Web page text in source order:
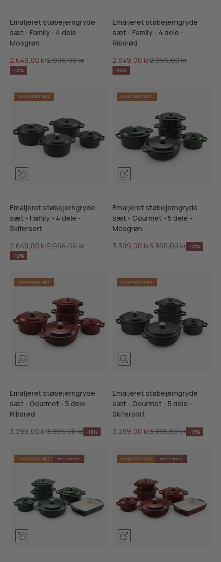
Emaljeret støbejerngryde
sæt - Family - 4 dele -
Mosgrøn
Salgspris
2.649,00 krNormalpris
2.996,00 kr
-12%
Emaljeret støbejerngryde
sæt - Family - 4 dele -
Ribsrød
Salgspris
2.649,00 krNormalpris
2.996,00 kr
-12%
KURATERET SÆT
Skifersort
Emaljeret støbejerngryde
sæt - Family - 4 dele -
Skifersort
Salgspris
2.649,00 krNormalpris
2.996,00 kr
-12%
KURATERET SÆT
Emaljeret støbejerngryde
sæt - Gourmet - 5 dele -
Mosgrøn
Salgspris
3.399,00 krNormalpris
3.895,00 kr -13%
KURATERET SÆT
Skifersort
Emaljeret støbejerngryde
sæt - Gourmet - 5 dele -
Ribsrød
Salgspris
3.399,00 krNormalpris
3.895,00 kr -13%
KURATERET SÆT
Emaljeret støbejerngryde
sæt - Gourmet - 5 dele -
Skifersort
Salgspris
3.399,00 krNormalpris
3.895,00 kr -13%
KURATERET SÆT MEST VÆRDI
Skifersort
KURATERET SÆT MEST VÆRDI